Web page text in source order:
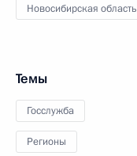
Новосибирская область
Темы
Госслужба
Регионы